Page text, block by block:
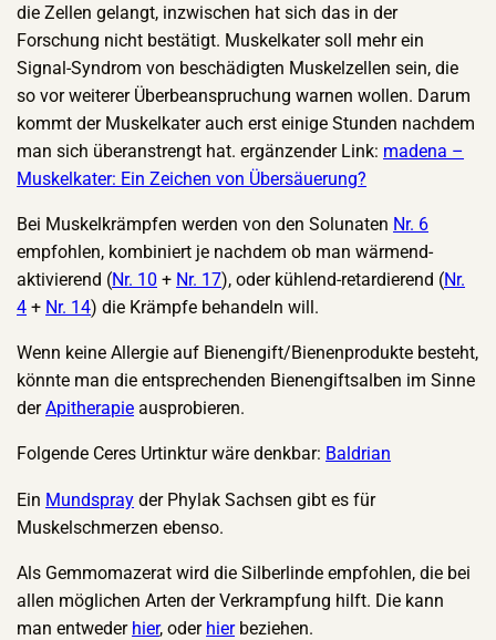
die Zellen gelangt, inzwischen hat sich das in der
Forschung nicht bestätigt. Muskelkater soll mehr ein
Signal-Syndrom von beschädigten Muskelzellen sein, die
so vor weiterer Überbeanspruchung warnen wollen. Darum
kommt der Muskelkater auch erst einige Stunden nachdem
man sich überanstrengt hat. ergänzender Link: madena –
Muskelkater: Ein Zeichen von Übersäuerung?
Bei Muskelkrämpfen werden von den Solunaten Nr. 6
empfohlen, kombiniert je nachdem ob man wärmend-
aktivierend (Nr. 10 + Nr. 17), oder kühlend-retardierend (Nr.
4 + Nr. 14) die Krämpfe behandeln will.
Wenn keine Allergie auf Bienengift/Bienenprodukte besteht,
könnte man die entsprechenden Bienengiftsalben im Sinne
derApitherapie ausprobieren.
Folgende Ceres Urtinktur wäre denkbar: Baldrian
Ein Mundspray der Phylak Sachsen gibt es für
Muskelschmerzen ebenso.
Als Gemmomazerat wird die Silberlinde empfohlen, die bei
allen möglichen Arten der Verkrampfung hilft. Die kann
man entweder hier, oder hierbeziehen.